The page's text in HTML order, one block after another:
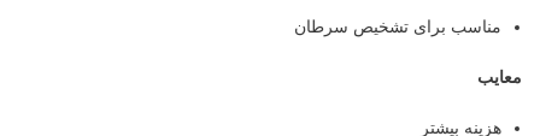
مناسب برای تشخیص سرطان
معایب
هزینه بیشتر